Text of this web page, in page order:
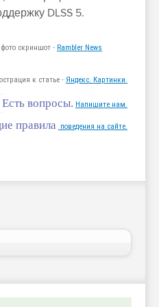
DLSS 5.
скриншот - Rambler News
к статье - Яндекс. Картинки.
Есть вопросы. Напишите нам.
правила поведения на сайте.